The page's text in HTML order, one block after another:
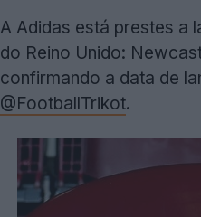
A Adidas está prestes a
do Reino Unido:
confirmando a data de
@FootballTrikot.